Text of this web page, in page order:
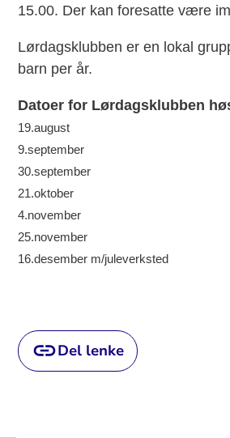
15.00. Der kan foresatte være
Lørdagsklubben er en lokal
barn per år.
Datoer for Lørdagsklubben
19.august
9.september
30.september
21.oktober
4.november
25.november
16.desember m/juleverksted
Del lenke